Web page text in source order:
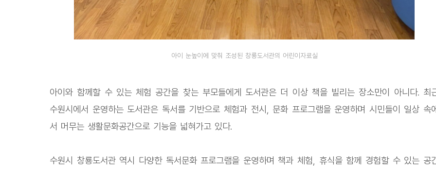
아이 눈높이에 맞춰 조성된 창룡도서관의 어린이자료실
아이와 함께할 수 있는 체험 공간을 찾는 부모들에게 도서관은 더 이상 책을 빌리는 장소만이 아니다. 최
수원시에서 운영하는 도서관은 독서를 기반으로 체험과 전시, 문화 프로그램을 운영하며 시민들이 일상 속에
서 머무는 생활문화공간으로 기능을 넓혀가고 있다.
수원시 창룡도서관 역시 다양한 독서문화 프로그램을 운영하며 책과 체험, 휴식을 함께 경험할 수 있는 공